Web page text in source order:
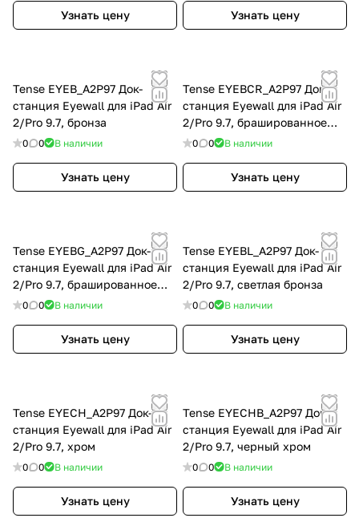
Узнать цену Узнать цену
Tense EYEB_A2P97 Док-
станция Eyewall для iPad Air
2/Pro 9.7, бронза
0 0 В наличии
Узнать цену
Tense EYEBCR_A2P97 Док-
станция Eyewall для iPad Air
2/Pro 9.7, брашированное
розовое золото
0 0 В наличии
Узнать цену
Tense EYEBG_A2P97 Док-
станция Eyewall для iPad Air
2/Pro 9.7, брашированное
золото
0 0 В наличии
Узнать цену
Tense EYEBL_A2P97 Док-
станция Eyewall для iPad Air
2/Pro 9.7, светлая бронза
0 0 В наличии
Узнать цену
Tense EYECH_A2P97 Док-
станция Eyewall для iPad Air
2/Pro 9.7, хром
0 0 В наличии
Узнать цену
Tense EYECHB_A2P97 Док-
станция Eyewall для iPad Air
2/Pro 9.7, черный хром
0 0 В наличии
Узнать цену